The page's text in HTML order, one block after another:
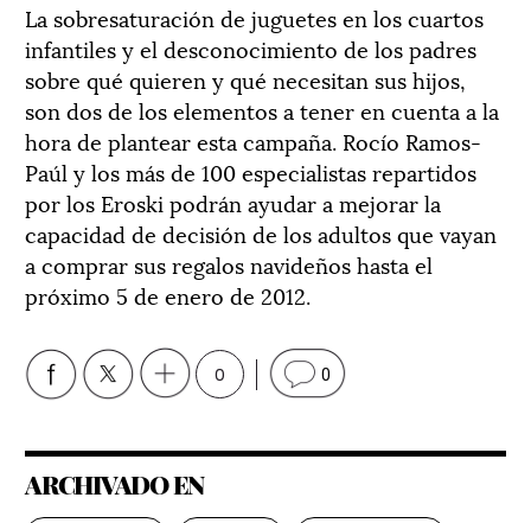
La sobresaturación de juguetes en los cuartos
infantiles y el desconocimiento de los padres
sobre qué quieren y qué necesitan sus hijos,
son dos de los elementos a tener en cuenta a la
hora de plantear esta campaña. Rocío Ramos-
Paúl y los más de 100 especialistas repartidos
por los Eroski podrán ayudar a mejorar la
capacidad de decisión de los adultos que vayan
a comprar sus regalos navideños hasta el
próximo 5 de enero de 2012.
0 0
ARCHIVADO EN